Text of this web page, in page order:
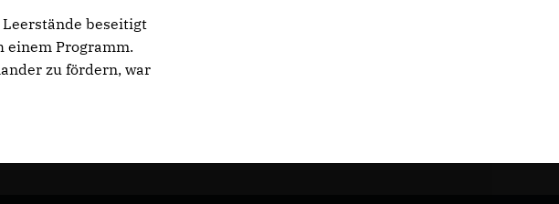
beseitigt
einem Programm.
zu fördern, war